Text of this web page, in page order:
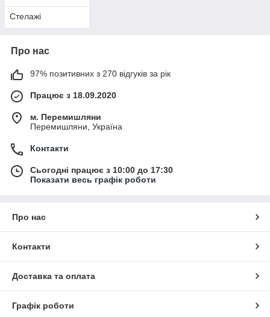
Стелажі
Про нас
97% позитивних з 270 відгуків за рік
Працює з 18.09.2020
м. Перемишляни
Перемишляни, Україна
Контакти
Сьогодні працює з 10:00 до 17:30
Показати весь графік роботи
Про нас
Контакти
Доставка та оплата
Графік роботи